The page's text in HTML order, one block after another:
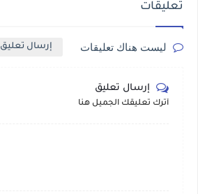
تعليقات
ليست هناك تعليقات إرسال تعليق
إرسال تعليق
أترك تعليقك الجميل هنا